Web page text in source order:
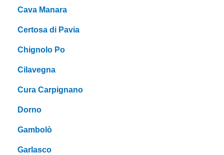
Cava Manara
Certosa di Pavia
Chignolo Po
Cilavegna
Cura Carpignano
Dorno
Gambolò
Garlasco